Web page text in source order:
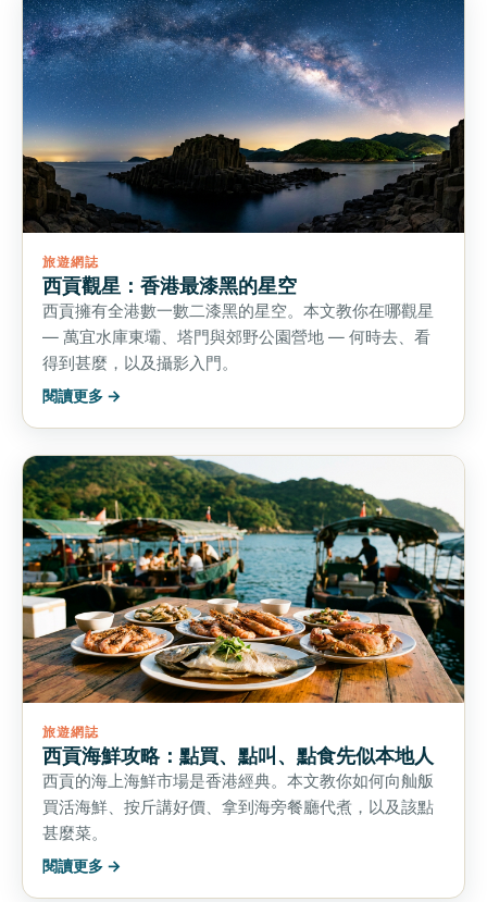
旅遊網誌
西貢觀星：香港最漆黑的星空
西貢擁有全港數一數二漆黑的星空。本文教你在哪觀星
— 萬宜水庫東壩、塔門與郊野公園營地 — 何時去、看
得到甚麼，以及攝影入門。
閱讀更多 →
旅遊網誌
西貢海鮮攻略：點買、點叫、點食先似本地人
西貢的海上海鮮市場是香港經典。本文教你如何向舢舨
買活海鮮、按斤講好價、拿到海旁餐廳代煮，以及該點
甚麼菜。
閱讀更多 →